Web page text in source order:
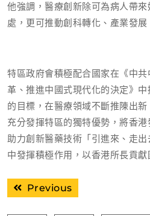
他強調，醫療創新除可為病人帶
處，更可推動創科轉化、產業發展
特區政府會積極配合國家在《中
革、推進中國式現代化的決定》
的目標，在醫療領域不斷推陳出
充分發揮特區的獨特優勢，將香港
助力創新醫藥技術「引進來、走
中發揮積極作用，以香港所長貢獻
文
章
PreviousPrevious